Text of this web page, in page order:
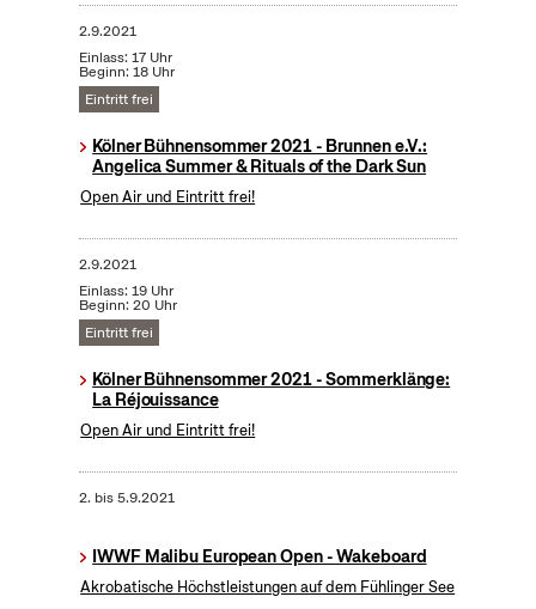
2.9.2021
Einlass: 17 Uhr
Beginn: 18 Uhr
Eintritt frei
Kölner Bühnensommer 2021 - Brunnen e.V.:
Angelica Summer & Rituals of the Dark Sun
Open Air und Eintritt frei!
2.9.2021
Einlass: 19 Uhr
Beginn: 20 Uhr
Eintritt frei
Kölner Bühnensommer 2021 - Sommerklänge:
La Réjouissance
Open Air und Eintritt frei!
2. bis5.9.2021
IWWF Malibu European Open - Wakeboard
Akrobatische Höchstleistungen auf dem Fühlinger See